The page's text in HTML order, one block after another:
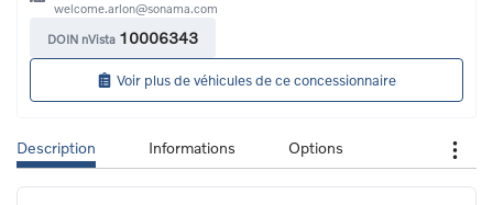
welcome.arlon@sonama.com
DOIN nVista 10006343
Voir plus de véhicules de ce concessionnaire
Description Informations Options